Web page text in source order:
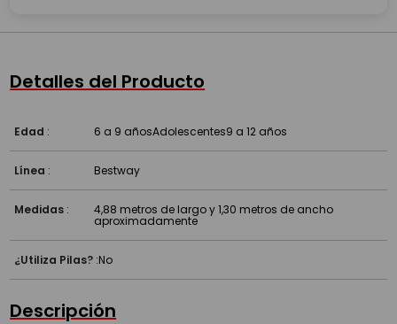
Detalles del Producto
Edad : 6 a 9 añosAdolescentes9 a 12 años
Línea : Bestway
Medidas : 4,88 metros de largo y 1,30 metros de ancho
aproximadamente
¿Utiliza Pilas? :No
Descripción